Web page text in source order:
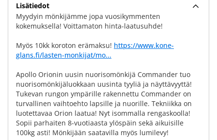
Lisätiedot
Myydyin mönkijämme jopa vuosikymmenten
kokemuksella! Voittamaton hinta-laatusuhde!
Myös 10kk koroton erämaksu! https://www.kone-
glans.fi/lasten-monkijat/mo...
Apollo Orionin uusin nuorisomönkijä Commander tuo
nuorisomönkijäluokkaan uusinta tyyliä ja näyttävyyttä!
Tukevan rungon ympärille rakennettu Commander on
turvallinen vaihtoehto lapsille ja nuorille. Tekniikka on
luotettavaa Orion laatua! Nyt isommalla rengaskoolla!
Sopii parhaiten 8-vuotiaasta ylöspäin sekä aikuisille
100kg asti! Mönkijään saatavilla myös lumilevy!